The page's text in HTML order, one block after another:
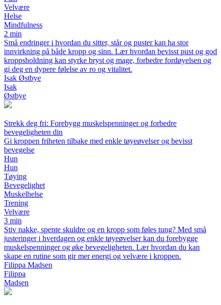
Velvære
Helse
Mindfulness
2 min
Små endringer i hvordan du sitter, står og puster kan ha stor
innvirkning på både kropp og sinn. Lær hvordan bevisst pust og god
kroppsholdning kan styrke bryst og mage, forbedre fordøyelsen og
gi deg en dypere følelse av ro og vitalitet.
Isak Østbye
Isak
Østbye
Strekk deg fri: Forebygg muskelspenninger og forbedre
bevegeligheten din
Gi kroppen friheten tilbake med enkle tøyeøvelser og bevisst
bevegelse
Hun
Hun
Tøying
Bevegelighet
Muskelhelse
Trening
Velvære
3 min
Stiv nakke, spente skuldre og en kropp som føles tung? Med små
justeringer i hverdagen og enkle tøyeøvelser kan du forebygge
muskelspenninger og øke bevegeligheten. Lær hvordan du kan
skape en rutine som gir mer energi og velvære i kroppen.
Filippa Madsen
Filippa
Madsen